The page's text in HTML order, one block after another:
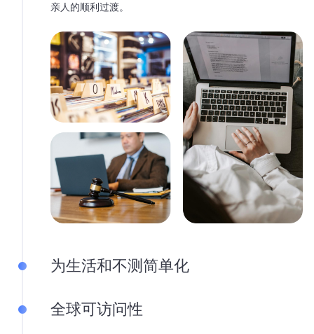
亲人的顺利过渡。
为生活和不测简单化
全球可访问性